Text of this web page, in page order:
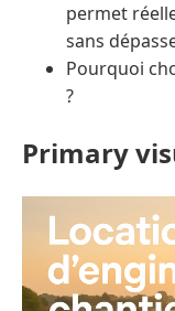
permet
sans
Pourquoi
?
Primary